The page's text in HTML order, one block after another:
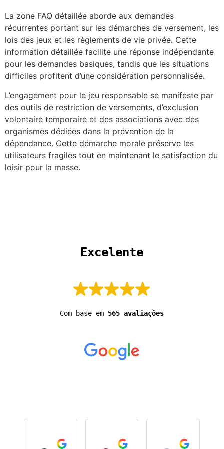
La zone FAQ détaillée aborde aux demandes
récurrentes portant sur les démarches de versement, les
lois des jeux et les règlements de vie privée. Cette
information détaillée facilite une réponse indépendante
pour les demandes basiques, tandis que les situations
difficiles profitent d’une considération personnalisée.
L’engagement pour le jeu responsable se manifeste par
des outils de restriction de versements, d’exclusion
volontaire temporaire et des associations avec des
organismes dédiées dans la prévention de la
dépendance. Cette démarche morale préserve les
utilisateurs fragiles tout en maintenant le satisfaction du
loisir pour la masse.
Excelente
Com base em 565 avaliações